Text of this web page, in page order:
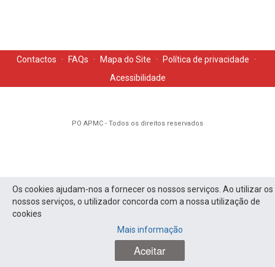
Os cookies ajudam-nos a fornecer os nossos serviços. Ao utilizar os
nossos serviços, o utilizador concorda com a nossa utilização de
cookies
Mais informação
Aceitar
Contactos · FAQs · Mapa do Site · Política de privacidade
·
Acessibilidade
PO APMC - Todos os direitos reservados